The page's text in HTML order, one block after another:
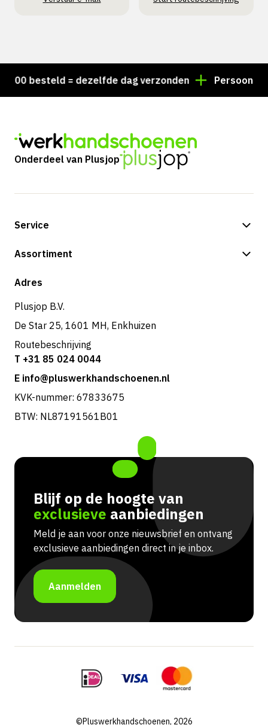
besteld = dezelfde dag verzonden Persoonlijk
Onderdeel van Plusjop
Service
Betalingsmogelijkheden
Retouren & service
Assortiment
Shop
Adres
Plusjop B.V.
De Star 25, 1601 MH, Enkhuizen
Routebeschrijving
T +31 85 024 0044
E info@pluswerkhandschoenen.nl
KVK-nummer: 67833675
BTW: NL87191561B01
Blijf op de hoogte van
exclusieve aanbiedingen
Meld je aan voor onze nieuwsbrief en ontvang
exclusieve aanbiedingen direct in je inbox.
Aanmelden
©Pluswerkhandschoenen, 2026